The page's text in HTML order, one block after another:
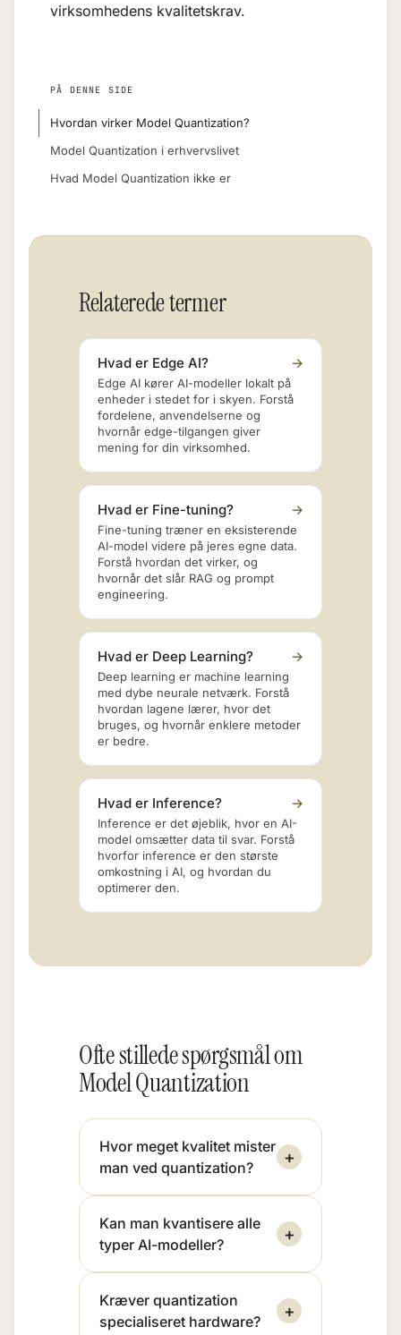
virksomhedens kvalitetskrav.
PÅ DENNE SIDE
Hvordan virker Model Quantization?
Model Quantization i erhvervslivet
Hvad Model Quantization ikke er
Relaterede termer
Hvad er Edge AI? →
Edge AI kører AI-modeller lokalt på
enheder i stedet for i skyen. Forstå
fordelene, anvendelserne og
hvornår edge-tilgangen giver
mening for din virksomhed.
Hvad er Fine-tuning? →
Fine-tuning træner en eksisterende
AI-model videre på jeres egne data.
Forstå hvordan det virker, og
hvornår det slår RAG og prompt
engineering.
Hvad er Deep Learning? →
Deep learning er machine learning
med dybe neurale netværk. Forstå
hvordan lagene lærer, hvor det
bruges, og hvornår enklere metoder
er bedre.
Hvad er Inference? →
Inference er det øjeblik, hvor en AI-
model omsætter data til svar. Forstå
hvorfor inference er den største
omkostning i AI, og hvordan du
optimerer den.
Ofte stillede spørgsmål om
Model Quantization
Hvor meget kvalitet mister
man ved quantization?
+
Kan man kvantisere alle
typer AI-modeller?
+
Kræver quantization
specialiseret hardware?
+